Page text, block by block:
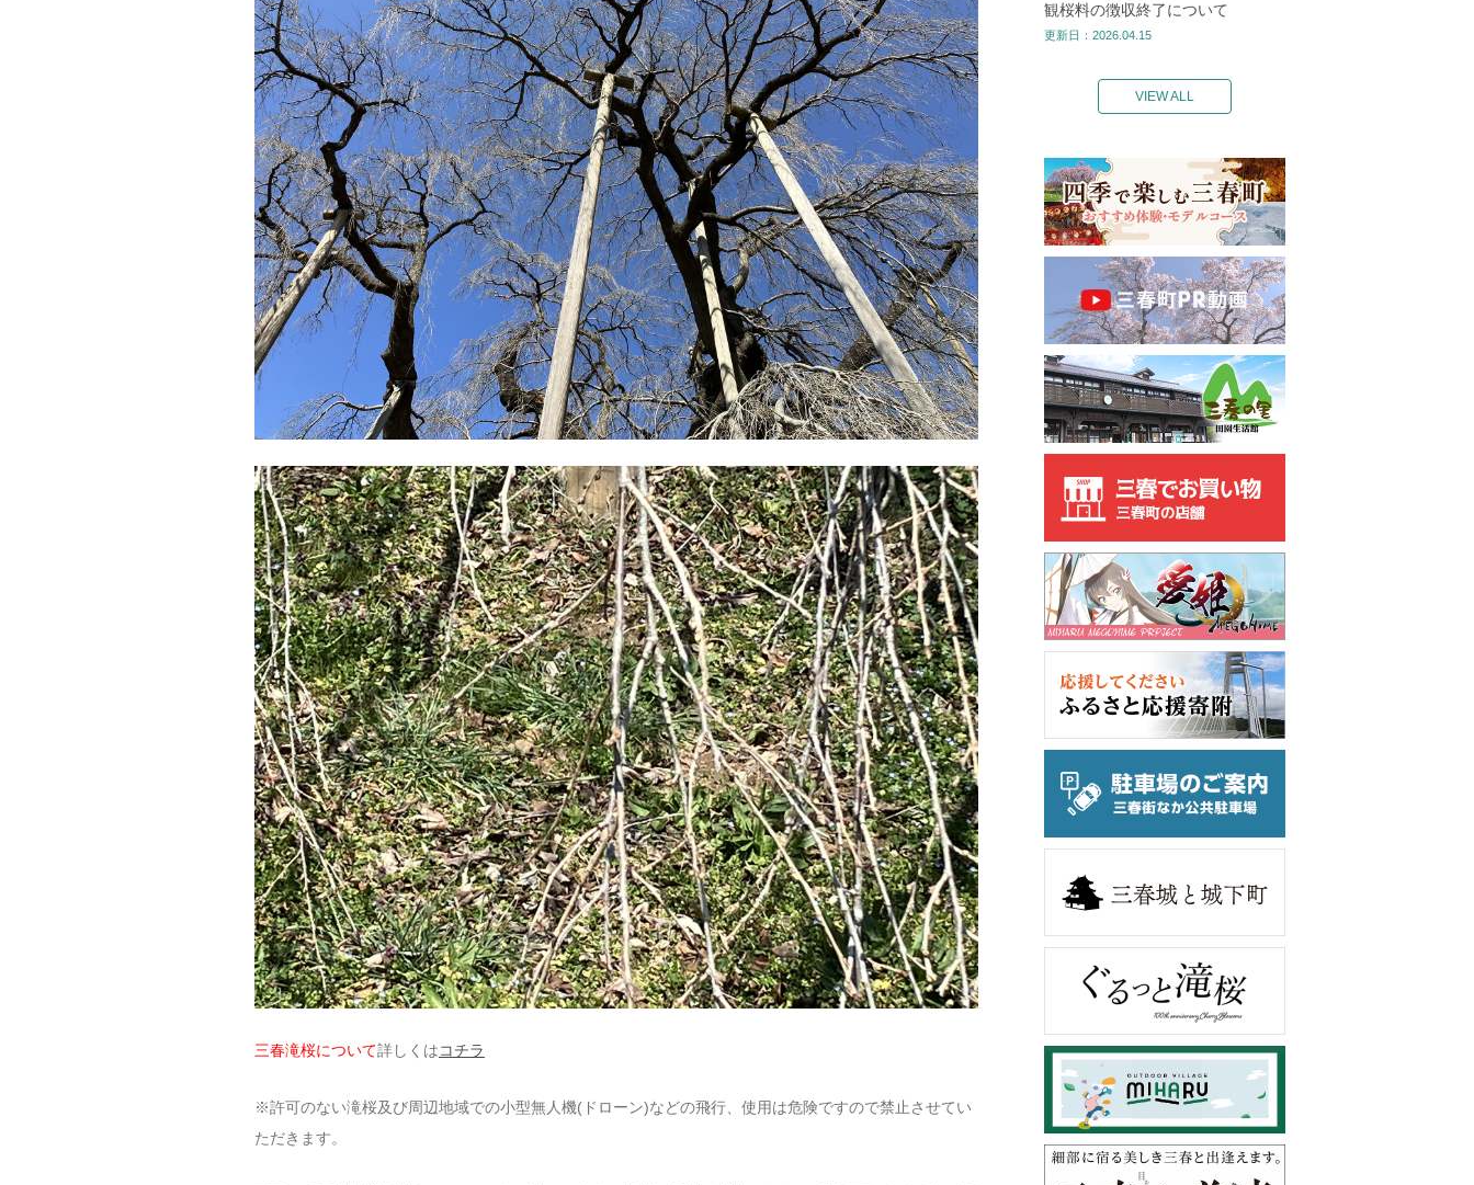
三春滝桜について詳しくはコチラ
※許可のない滝桜及び周辺地域での小型無人機(ドローン)などの飛行、使用は危険ですので禁止させてい
ただきます。
観桜料の徴収終了について
更新日：2026.04.15
VIEW ALL